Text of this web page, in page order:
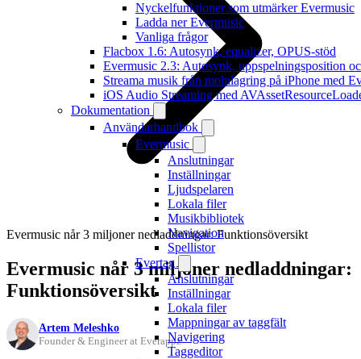
Nyckelfunktioner som utmärker Evermusic
Ladda ner Evermusic
Vanliga frågor
Flacbox 1.6: Autosynk, equalizer, OPUS-stöd
Evermusic 2.3: Autosynk, uppspelningsposition
Streama musik från molnlagring på iPhone med
iOS Audio Streaming med
Dokumentation
Användarhandbok
Evermusic
Anslutningar
Inställningar
Ljudspelaren
Lokala filer
Musikbibliotek
Navigation
Spellistor
Evertag
Anslutningar
Inställningar
Lokala filer
Mappningar av taggfält
Navigering
Taggeditor
Evermusic når 3 miljoner nedladdningar: Funktionsöversikt
Evermusic når 3 miljoner nedladdningar:
Funktionsöversikt
Artem Meleshko
Founder & Engineer at Everappz